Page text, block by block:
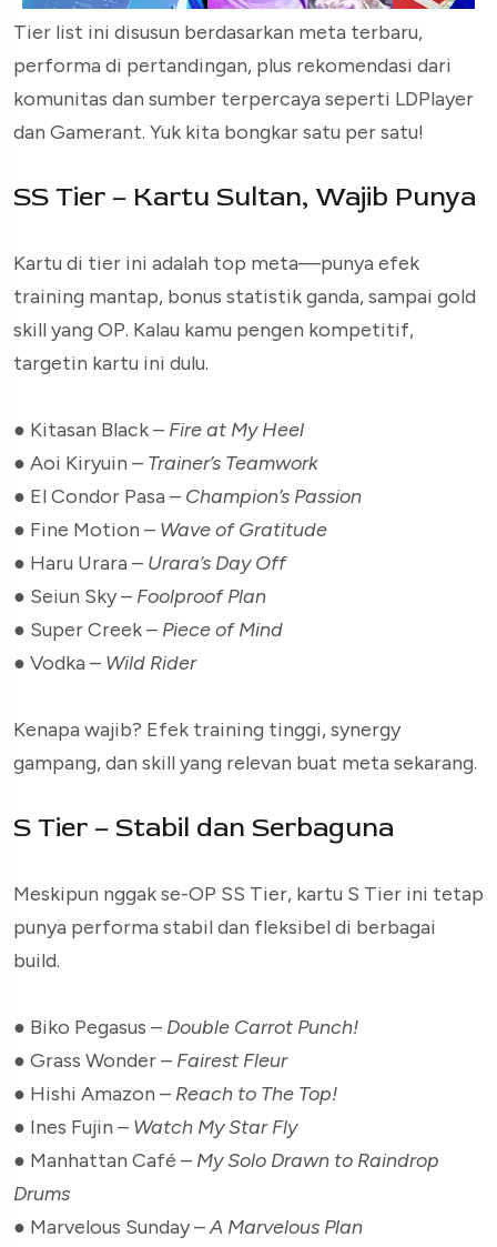
Tier list ini disusun berdasarkan meta terbaru,
performa di pertandingan, plus rekomendasi dari
komunitas dan sumber terpercaya seperti LDPlayer
dan Gamerant. Yuk kita bongkar satu per satu!
SS Tier – Kartu Sultan, Wajib Punya
Kartu di tier ini adalah top meta—punya efek
training mantap, bonus statistik ganda, sampai gold
skill yang OP. Kalau kamu pengen kompetitif,
targetin kartu ini dulu.
● Kitasan Black – Fire at My Heel
● Aoi Kiryuin – Trainer’s Teamwork
● El Condor Pasa – Champion’s Passion
● Fine Motion – Wave of Gratitude
● Haru Urara – Urara’s Day Off
● Seiun Sky – Foolproof Plan
● Super Creek – Piece of Mind
● Vodka – Wild Rider
Kenapa wajib? Efek training tinggi, synergy
gampang, dan skill yang relevan buat meta sekarang.
S Tier – Stabil dan Serbaguna
Meskipun nggak se-OP SS Tier, kartu S Tier ini tetap
punya performa stabil dan fleksibel di berbagai
build.
● Biko Pegasus – Double Carrot Punch!
● Grass Wonder – Fairest Fleur
● Hishi Amazon – Reach to The Top!
● Ines Fujin – Watch My Star Fly
● Manhattan Café – My Solo Drawn to Raindrop
Drums
● Marvelous Sunday –A Marvelous Plan